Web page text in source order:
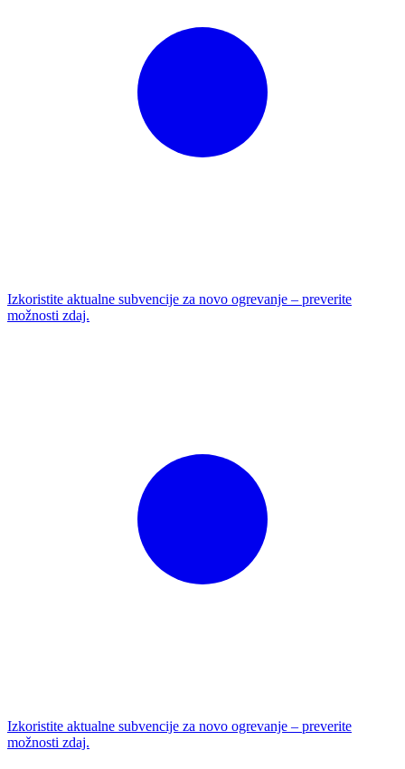
Izkoristite aktualne subvencije za novo ogrevanje – preverite
možnosti zdaj.
Izkoristite aktualne subvencije za novo ogrevanje – preverite
možnosti zdaj.